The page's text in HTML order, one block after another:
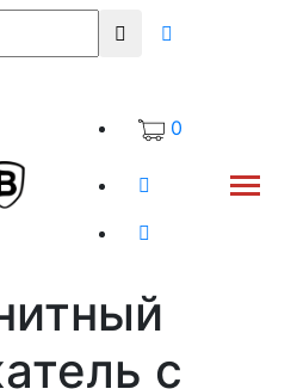
0
с